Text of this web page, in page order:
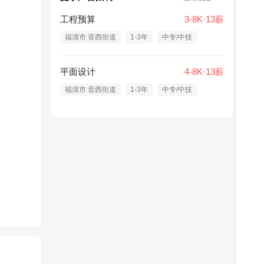
工程预算 3-8K·13薪
福清市 音西街道 1-3年 中专/中技
平面设计 4-8K·13薪
福清市 音西街道 1-3年 中专/中技